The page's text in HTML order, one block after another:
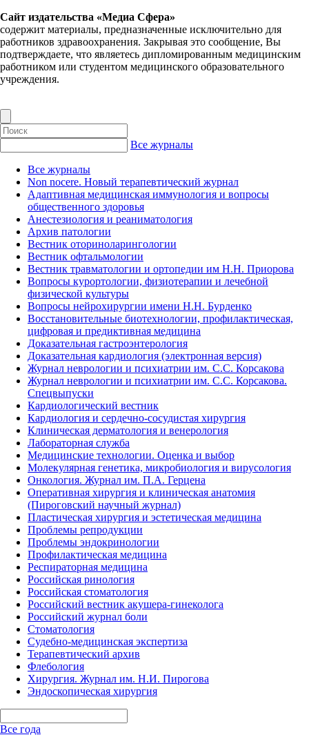
Сайт издательства «Медиа Сфера»
содержит материалы, предназначенные исключительно для
работников здравоохранения. Закрывая это сообщение, Вы
подтверждаете, что являетесь дипломированным медицинским
работником или студентом медицинского образовательного
учреждения.
Все журналы
Все журналы
Non nocere. Новый терапевтический журнал
Адаптивная медицинская иммунология и вопросы
общественного здоровья
Анестезиология и реаниматология
Архив патологии
Вестник оториноларингологии
Вестник офтальмологии
Вестник травматологии и ортопедии им Н.Н. Приорова
Вопросы курортологии, физиотерапии и лечебной
физической культуры
Вопросы нейрохирургии имени Н.Н. Бурденко
Восстановительные биотехнологии, профилактическая,
цифровая и предиктивная медицина
Доказательная гастроэнтерология
Доказательная кардиология (электронная версия)
Журнал неврологии и психиатрии им. С.С. Корсакова
Журнал неврологии и психиатрии им. С.С. Корсакова.
Спецвыпуски
Кардиологический вестник
Кардиология и сердечно-сосудистая хирургия
Клиническая дерматология и венерология
Лабораторная служба
Медицинские технологии. Оценка и выбор
Молекулярная генетика, микробиология и вирусология
Онкология. Журнал им. П.А. Герцена
Оперативная хирургия и клиническая анатомия
(Пироговский научный журнал)
Пластическая хирургия и эстетическая медицина
Проблемы репродукции
Проблемы эндокринологии
Профилактическая медицина
Респираторная медицина
Российская ринология
Российская стоматология
Российский вестник акушера-гинеколога
Российский журнал боли
Стоматология
Судебно-медицинская экспертиза
Терапевтический архив
Флебология
Хирургия. Журнал им. Н.И. Пирогова
Эндоскопическая хирургия
Все года